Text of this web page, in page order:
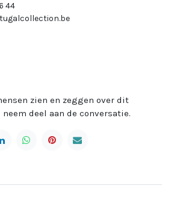
44
zien en zeggen over dit
deel aan de conversatie.